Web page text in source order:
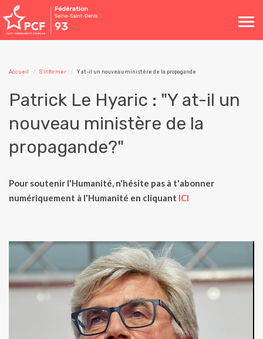
Toggle
navigation
Accueil S'informer Y at-il un nouveau ministère de la propagande
Patrick Le Hyaric : "Y at-il un
nouveau ministère de la
propagande?"
Pour soutenir l'Humanité, n'hésite pas à t'abonner
numériquement à l'Humanité en cliquant ICI